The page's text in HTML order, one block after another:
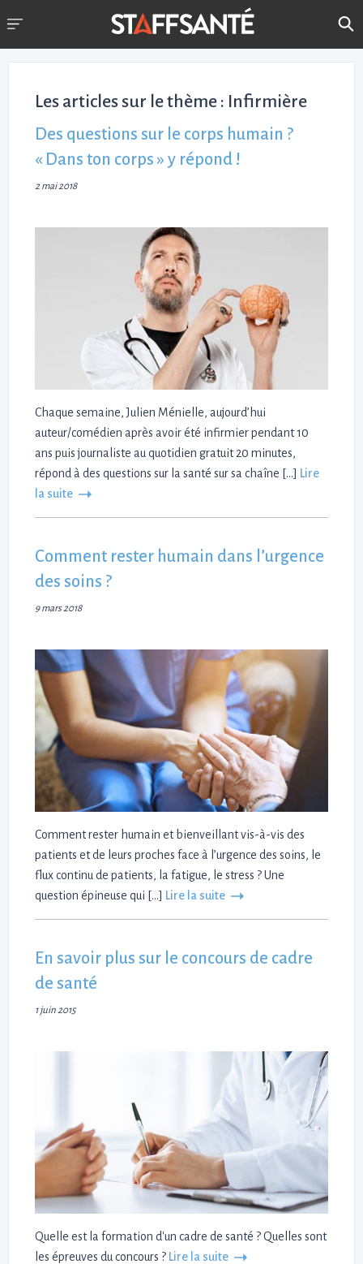
Les articles sur le thème : Infirmière
Des questions sur le corps humain ?
« Dans ton corps » y répond !
2 mai 2018
Chaque semaine, Julien Ménielle, aujourd’hui
auteur/comédien après avoir été infirmier pendant 10
ans puis journaliste au quotidien gratuit 20 minutes,
répond à des questions sur la santé sur sa chaîne […] Lire
la suite
Comment rester humain dans l’urgence
des soins ?
9 mars 2018
Comment rester humain et bienveillant vis-à-vis des
patients et de leurs proches face à l’urgence des soins, le
flux continu de patients, la fatigue, le stress ? Une
question épineuse qui […] Lire la suite
En savoir plus sur le concours de cadre
de santé
1 juin 2015
Quelle est la formation d'un cadre de santé ? Quelles sont
les épreuves du concours ? Lire la suite